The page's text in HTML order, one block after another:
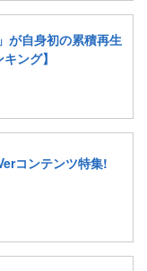
が自身初の累積再生
ング】
コンテンツ特集!